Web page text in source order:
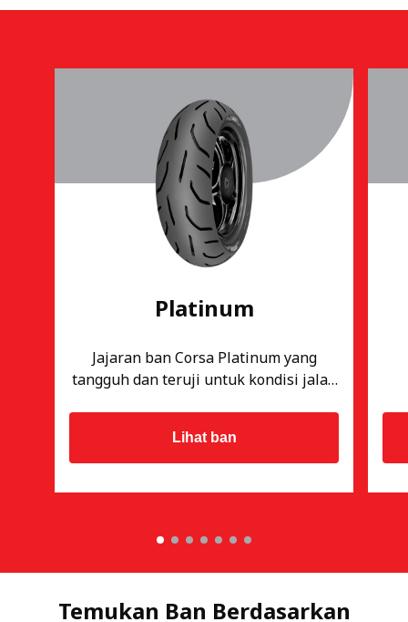
Platinum
Jajaran ban Corsa Platinum yang
tangguh dan teruji untuk kondisi jalan
Lihat ban
Temukan Ban Berdasarkan